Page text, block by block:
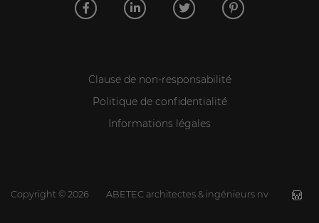
Clause de non-responsabilité
Politique de confidentialité
Informations légales
Copyright © 2026 ABETEC architectes & ingénieurs nv